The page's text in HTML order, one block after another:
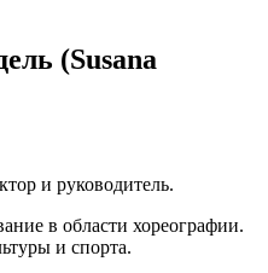
(Susana
и руководитель.
в области хореографии.
и спорта.